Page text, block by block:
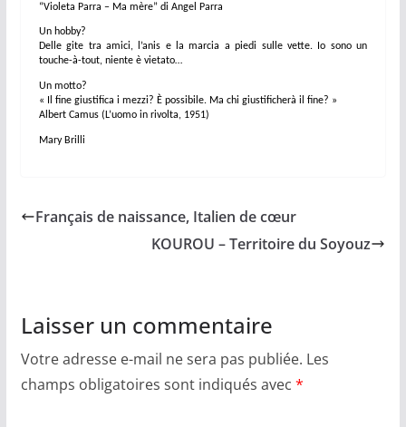
“Violeta Parra – Ma mère” di Angel Parra
Un hobby?
Delle gite tra amici, l’anis e la marcia a piedi sulle vette. Io sono un
touche-à-tout, niente è vietato…
Un motto?
« Il fine giustifica i mezzi? È possibile. Ma chi giustificherà il fine? »
Albert Camus (L’uomo in rivolta, 1951)
Mary Brilli
Français de naissance, Italien de cœur
KOUROU – Territoire du Soyouz
Laisser un commentaire
Votre adresse e-mail ne sera pas publiée. Les
champs obligatoires sont indiqués avec *